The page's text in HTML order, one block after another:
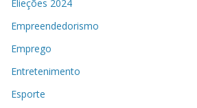
Elieções 2024
Empreendedorismo
Emprego
Entretenimento
Esporte